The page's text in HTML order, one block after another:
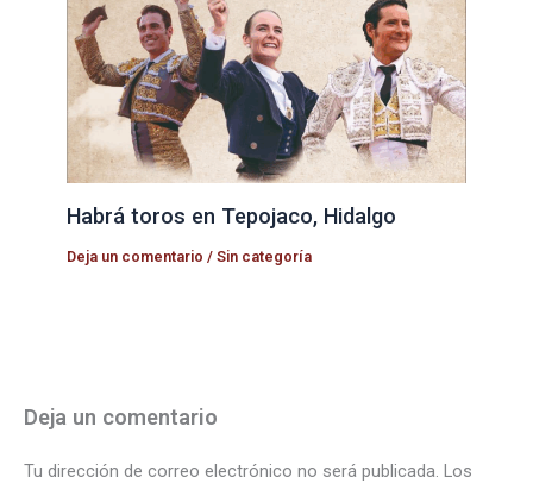
Habrá toros en Tepojaco, Hidalgo
Deja un comentario /Sin categoría
Deja un comentario
Tu dirección de correo electrónico no será publicada. Los